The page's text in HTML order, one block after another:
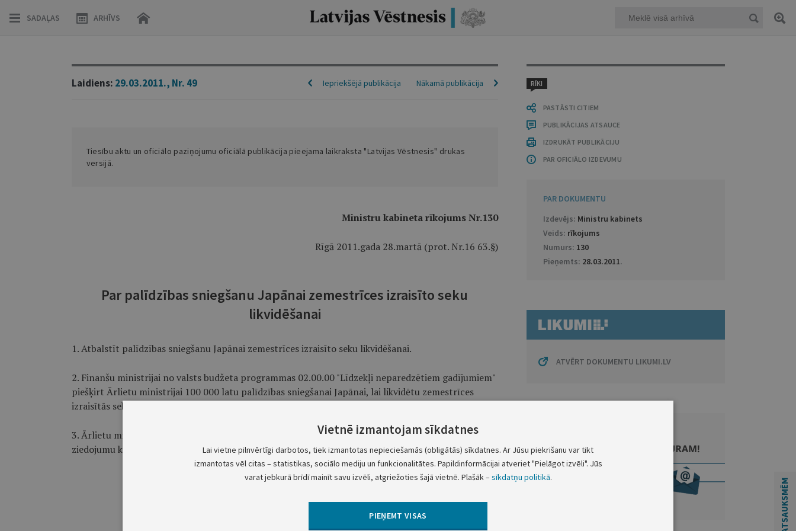
SADAĻAS ARHĪVS
RĪKI
PASTĀSTI CITIEM
PUBLIKĀCIJAS ATSAUCE
IZDRUKĀT PUBLIKĀCIJU
PAR OFICIĀLO IZDEVUMU
PAR DOKUMENTU
Izdevējs: Ministru kabinets
Veids: rīkojums
Numurs: 130
Pieņemts: 28.03.2011.
ATVĒRT DOKUMENTU LIKUMI.LV
Laidiens: 29.03.2011., Nr. 49 Nākamā publikācija
Iepriekšējā publikācija
Tiesību aktu un oficiālo paziņojumu oficiālā publikācija pieejama laikraksta "Latvijas Vēstnesis" drukas
versijā.
Ministru kabineta rīkojums Nr.130
Rīgā 2011.gada 28.martā (prot. Nr.16 63.§)
Par palīdzības sniegšanu Japānai zemestrīces izraisīto seku
likvidēšanai
1. Atbalstīt palīdzības sniegšanu Japānai zemestrīces izraisīto seku likvidēšanai.
2. Finanšu ministrijai no valsts budžeta programmas 02.00.00 "Līdzekļi neparedzētiem gadījumiem"
piešķirt Ārlietu ministrijai 100 000 latu palīdzības sniegšanai Japānai, lai likvidētu zemestrīces
izraisītās sekas.
3. Ārlietu ministrijai šā rīkojuma 2.punktā minētos līdzekļus ieskaitīt Latvijas Sarkanā Krusta
ziedojumu kontā pārskaitīšanai Japānas Sarkanajam Krustam.
Ministru prezidentsV.Dombrovskis ATSAUKSMĒM
Vietnē izmantojam sīkdatnes
Lai vietne pilnvērtīgi darbotos, tiek izmantotas nepieciešamās (obligātās) sīkdatnes. Ar Jūsu piekrišanu var tikt
izmantotas vēl citas – statistikas, sociālo mediju un funkcionalitātes. Papildinformācijai atveriet "Pielāgot izvēli". Jūs
varat jebkurā brīdī mainīt savu izvēli, atgriežoties šajā vietnē. Plašāk –sīkdatņu politikā.
PIEŅEMT VISAS